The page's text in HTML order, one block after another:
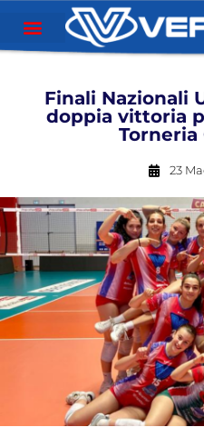
Finali Nazionali
doppia vittoria
Torneria
23